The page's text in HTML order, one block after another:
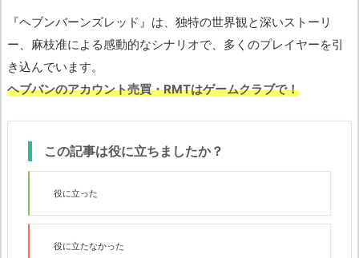
『ヘブンバーンズレッド』は、独特の世界観と深いストーリ
ー、麻枝准による感動的なシナリオで、多くのプレイヤーを引
き込んでいます。
ヘブバンのアカウント売買・RMTはゲームクラブで！
この記事は役に立ちましたか？
役に立った
役に立たなかった